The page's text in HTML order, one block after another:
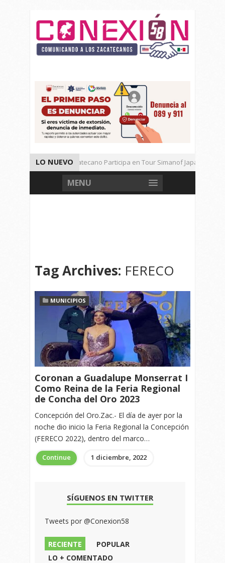
LO NUEVO
Universitario Zacatecano Participa en Tour Simanof Japan 2026
Implementa SAMA Estrategia de Reciclaje con Empresa PetStar
MENU
Tag Archives: FERECO
MUNICIPIOS
Coronan a Guadalupe Monserrat I
Como Reina de la Feria Regional
de Concha del Oro 2023
Concepción del Oro.Zac.- El día de ayer por la
noche dio inicio la Feria Regional la Concepción
(FERECO 2022), dentro del marco…
Continue 1 diciembre, 2022
SÍGUENOS EN TWITTER
Tweets por @Conexion58
RECIENTE
POPULAR
LO + COMENTADO